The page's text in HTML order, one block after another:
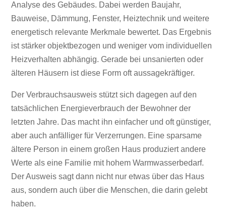
Analyse des Gebäudes. Dabei werden Baujahr,
Bauweise, Dämmung, Fenster, Heiztechnik und weitere
energetisch relevante Merkmale bewertet. Das Ergebnis
ist stärker objektbezogen und weniger vom individuellen
Heizverhalten abhängig. Gerade bei unsanierten oder
älteren Häusern ist diese Form oft aussagekräftiger.
Der Verbrauchsausweis stützt sich dagegen auf den
tatsächlichen Energieverbrauch der Bewohner der
letzten Jahre. Das macht ihn einfacher und oft günstiger,
aber auch anfälliger für Verzerrungen. Eine sparsame
ältere Person in einem großen Haus produziert andere
Werte als eine Familie mit hohem Warmwasserbedarf.
Der Ausweis sagt dann nicht nur etwas über das Haus
aus, sondern auch über die Menschen, die darin gelebt
haben.